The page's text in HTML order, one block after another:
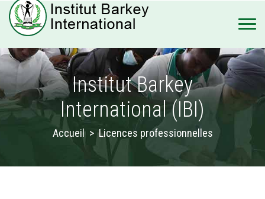
Institut Barkey
International (IBI)
Accueil > Licences professionnelles